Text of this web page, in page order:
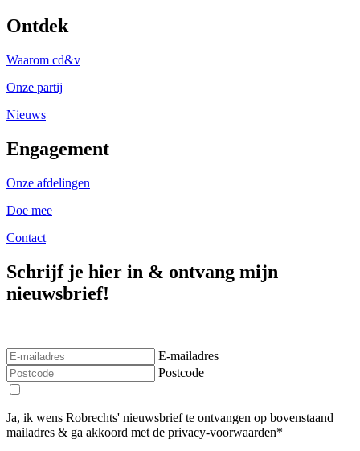
Ontdek
Waarom cd&v
Onze partij
Nieuws
Engagement
Onze afdelingen
Doe mee
Contact
Schrijf je hier in & ontvang mijn
nieuwsbrief!
E-mailadres
Postcode
Ja, ik wens Robrechts' nieuwsbrief te ontvangen op bovenstaand
mailadres & ga akkoord met de privacy-voorwaarden*